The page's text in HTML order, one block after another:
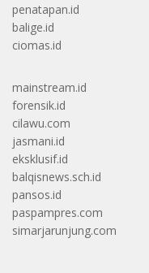
penatapan.id
balige.id
ciomas.id
mainstream.id
forensik.id
cilawu.com
jasmani.id
eksklusif.id
balqisnews.sch.id
pansos.id
paspampres.com
simarjarunjung.com